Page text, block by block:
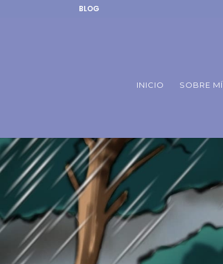
BLOG
INICIO SOBRE MÍ